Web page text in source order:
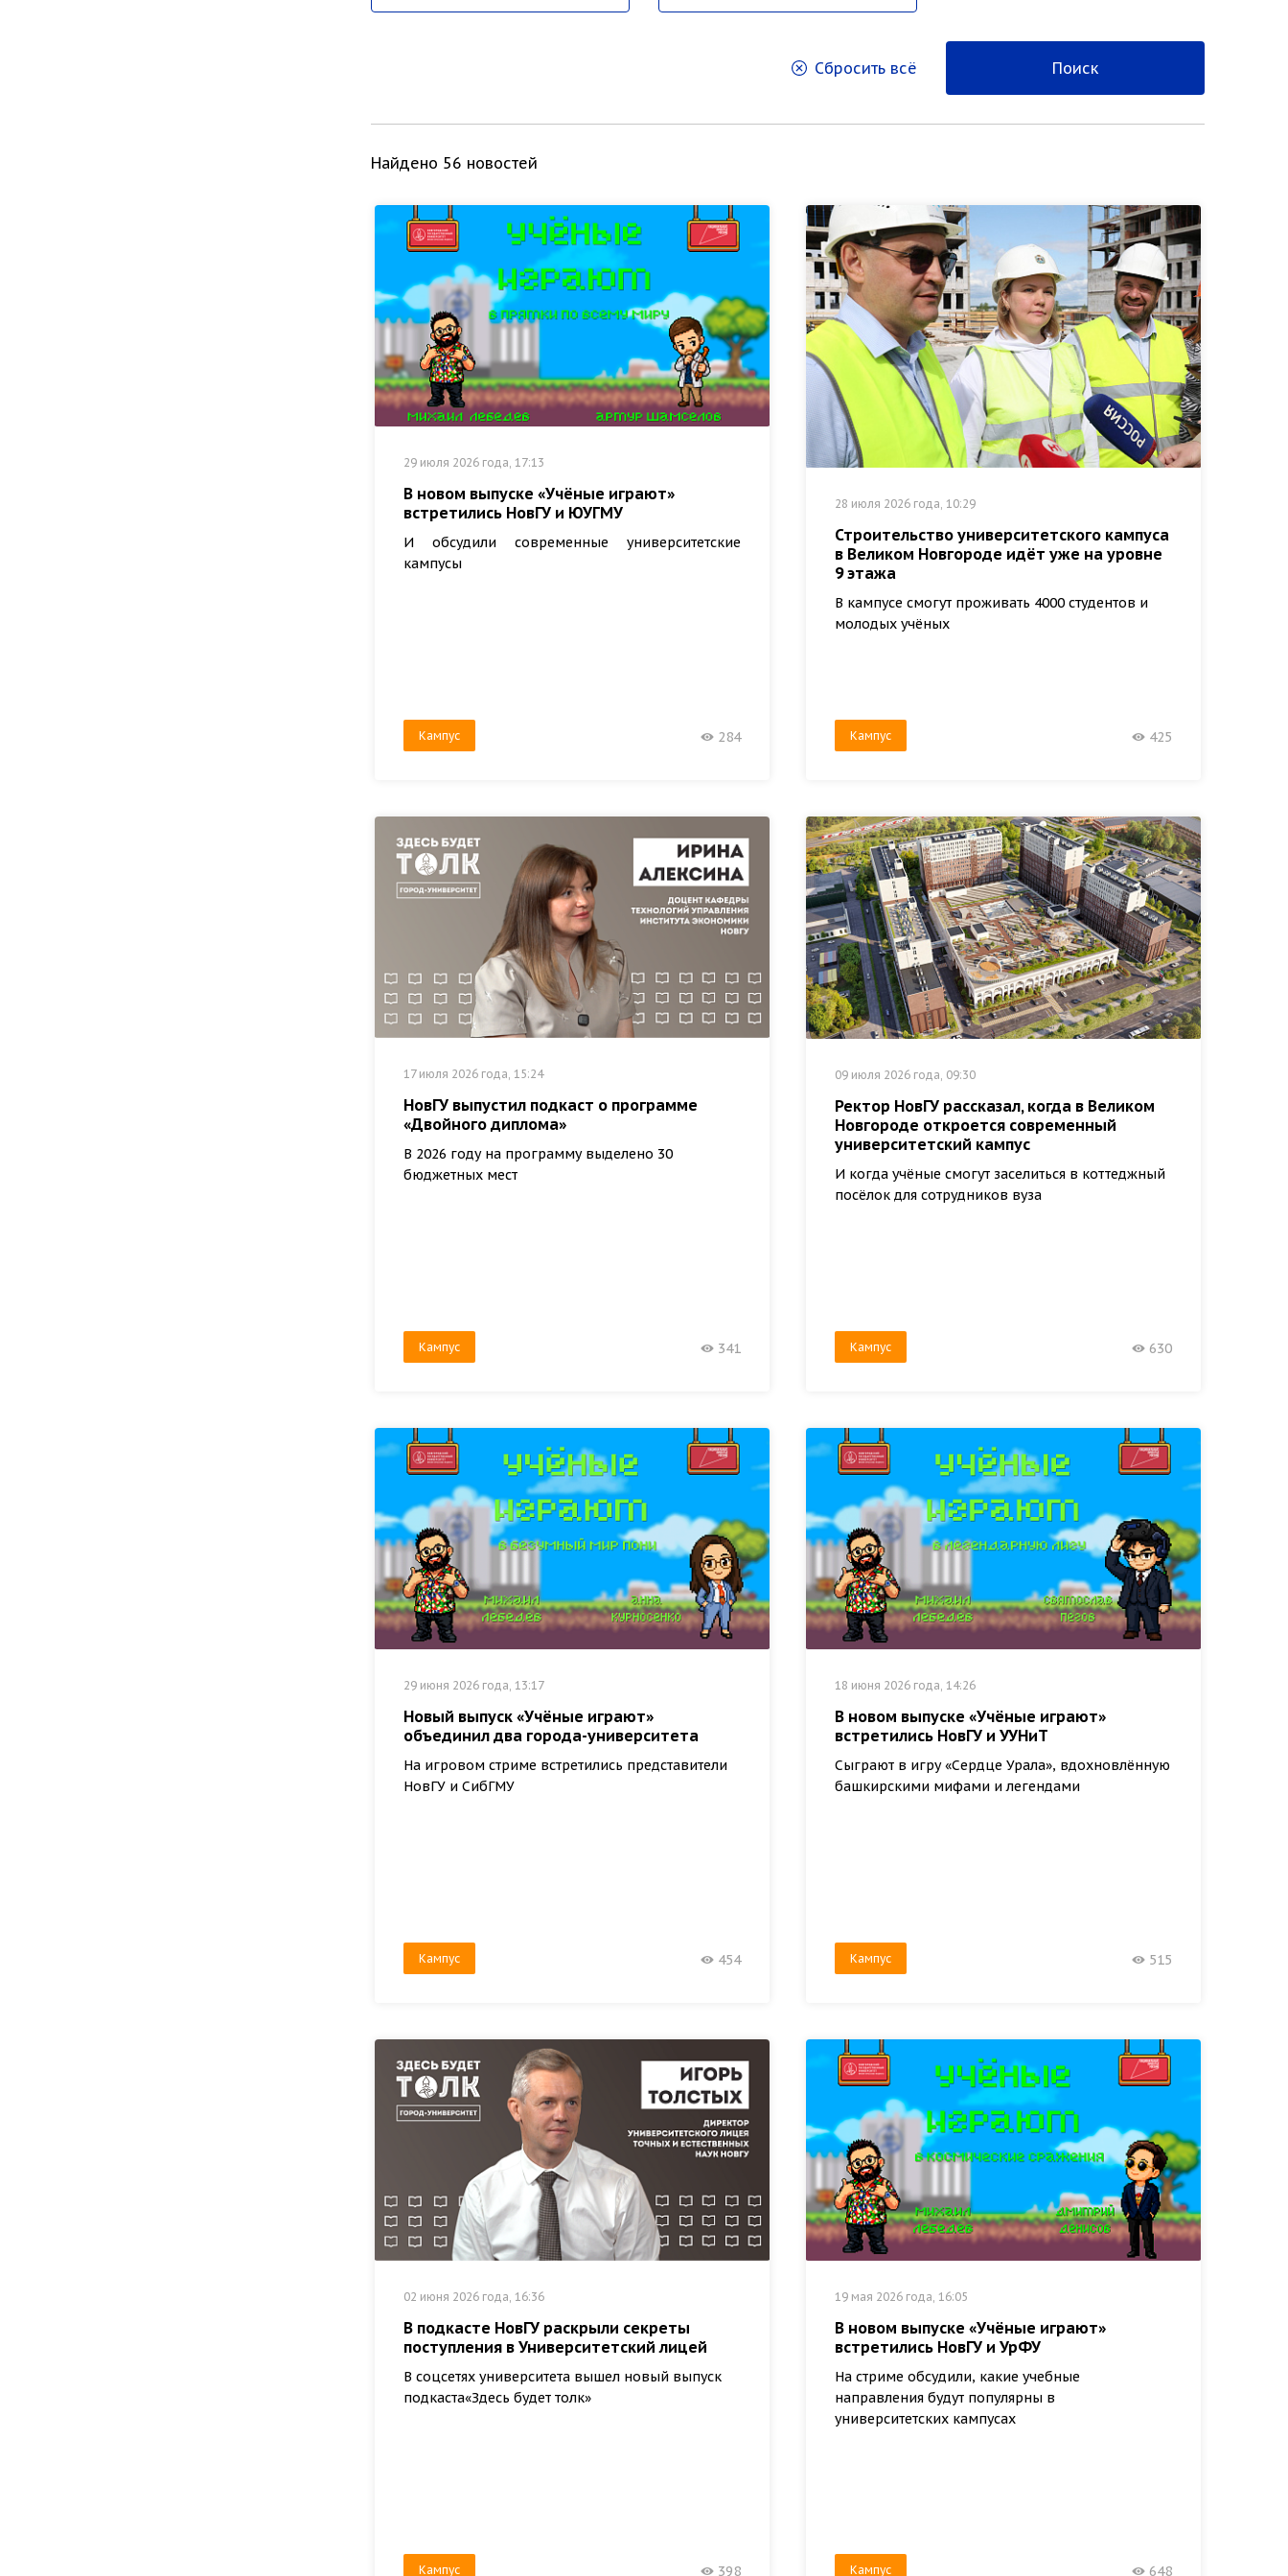
Сбросить всё
Найдено 56 новостей
29 июля 2026 года, 17:13
В новом выпуске «Учёные играют»
встретились НовГУ и ЮУГМУ
И обсудили современные университетские
кампусы
Кампус 284
28 июля 2026 года, 10:29
Строительство университетского кампуса
в Великом Новгороде идёт уже на уровне
9 этажа
В кампусе смогут проживать 4000 студентов и
молодых учёных
Кампус 425
17 июля 2026 года, 15:24
НовГУ выпустил подкаст о программе
«Двойного диплома»
В 2026 году на программу выделено 30
бюджетных мест
Кампус 341
09 июля 2026 года, 09:30
Ректор НовГУ рассказал, когда в Великом
Новгороде откроется современный
университетский кампус
И когда учёные смогут заселиться в коттеджный
посёлок для сотрудников вуза
Кампус 630
29 июня 2026 года, 13:17
Новый выпуск «Учёные играют»
объединил два города-университета
На игровом стриме встретились представители
НовГУ и СибГМУ
Кампус 454
18 июня 2026 года, 14:26
В новом выпуске «Учёные играют»
встретились НовГУ и УУНиТ
Сыграют в игру «Сердце Урала», вдохновлённую
башкирскими мифами и легендами
Кампус 515
02 июня 2026 года, 16:36
В подкасте НовГУ раскрыли секреты
поступления в Университетский лицей
В соцсетях университета вышел новый выпуск
подкаста«Здесь будет толк»
Кампус 398
19 мая 2026 года, 16:05
В новом выпуске «Учёные играют»
встретились НовГУ и УрФУ
На стриме обсудили, какие учебные
направления будут популярны в
университетских кампусах
Кампус 648